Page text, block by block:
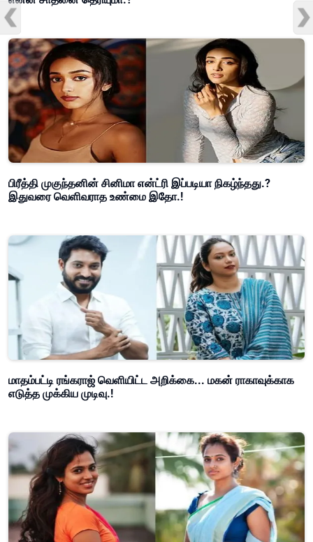
பிரீத்தி முகுந்தனின் சினிமா என்ட்ரி இப்படியா நிகழ்ந்தது.?
இதுவரை வெளிவராத உண்மை இதோ.!
மாதம்பட்டி ரங்கராஜ் வெளியிட்ட அறிக்கை... மகன் ராகாவுக்காக
எடுத்த முக்கிய முடிவு.!